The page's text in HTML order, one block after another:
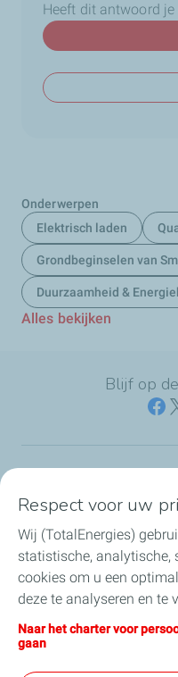
Heeft dit antwoord je
Onderwerpen
Elektrisch laden
Grondbeginselen van
Duurzaamheid &
Alles bekijken
Blijf op
Producten & services
Koolstofarme
Direct regelen &
Respect voor uw
Wij (TotalEnergies)
statistische, analytische,
cookies om u een
deze te analyseren en te
klein tekstbestand dat bij
website wordt
Naar het charter voor
gaan